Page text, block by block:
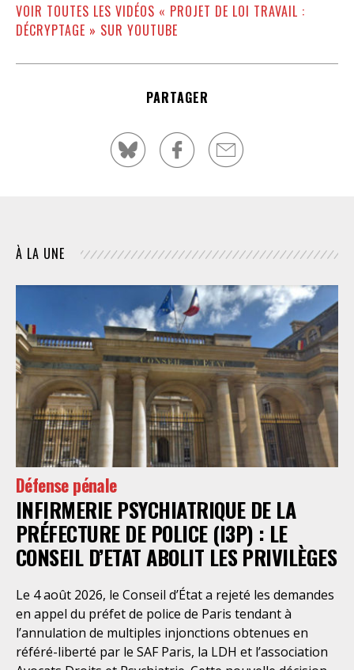
VOIR TOUTES LES VIDÉOS « PROJET DE LOI TRAVAIL :
DÉCRYPTAGE » SUR YOUTUBE
PARTAGER
À LA UNE
Défense pénale
INFIRMERIE PSYCHIATRIQUE DE LA
PRÉFECTURE DE POLICE (I3P) : LE
CONSEIL D’ETAT ABOLIT LES PRIVILÈGES
Le 4 août 2026, le Conseil d’État a rejeté les demandes
en appel du préfet de police de Paris tendant à
l’annulation de multiples injonctions obtenues en
référé-liberté par le SAF Paris, la LDH et l’association